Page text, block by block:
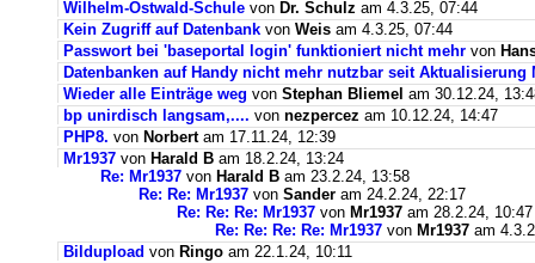
Wilhelm-Ostwald-Schule von Dr. Schulz am 4.3.25, 07:44
Kein Zugriff auf Datenbank von Weis am 4.3.25, 07:44
Passwort bei 'baseportal login' funktioniert nicht mehr von
Datenbanken auf Handy nicht mehr nutzbar seit Aktualisierung
Wieder alle Einträge weg von Stephan Bliemel am 30.12.24,
bp unirdisch langsam,.... von nezpercez am 10.12.24, 14:47
PHP8. von Norbertam 17.11.24, 12:39
Mr1937 von Harald B am 18.2.24, 13:24
Re: Mr1937 von Harald B am 23.2.24, 13:58
Re: Re: Mr1937 von Sander am 24.2.24, 22:17
Re: Re: Re: Mr1937 von Mr1937 am 28.2.24, 10:47
Re: Re: Re: Re: Mr1937 von Mr1937 am
Bildupload von Ringo am 22.1.24, 10:11